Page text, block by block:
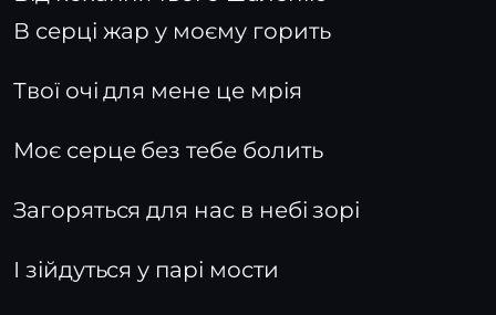
В серці жар у моєму горить
Твої очі для мене це мрія
Моє серце без тебе болить
Загоряться для нас в небі зорі
І зійдуться у парі мости